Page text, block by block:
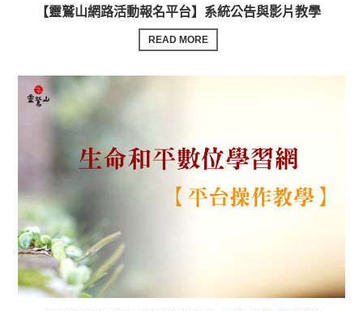
【靈鷲山網路活動報名平台】系統公告與影片教學
READ MORE